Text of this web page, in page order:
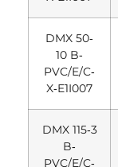
DMX 50‐
10 B‐
PVC/E/C‐
X‐E1I007
DMX 115‐3
B‐
PVC/E/C‐